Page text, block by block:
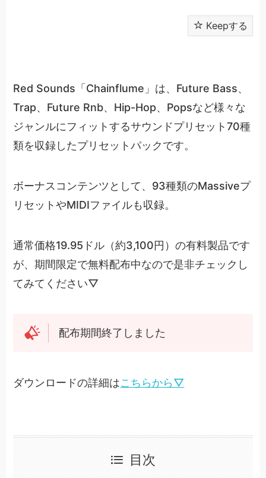
Keepする
Red Sounds「Chainflume」は、Future Bass、
Trap、Future Rnb、Hip-Hop、Popsなど様々な
ジャンルにフィットするサウンドプリセット70種
類を収録したプリセットパックです。
ボーナスコンテンツとして、93種類のMassiveプ
リセットやMIDIファイルも収録。
通常価格19.95ドル（約3,100円）の有料製品です
が、期間限定で無料配布中なので是非チェックし
てみてください▽
配布期間終了しました
ダウンロードの詳細はこちらから▽
目次